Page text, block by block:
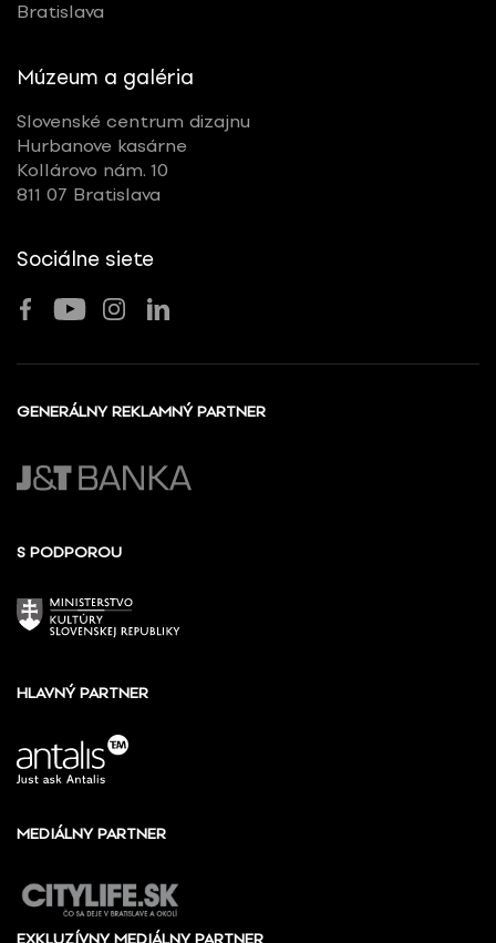
Bratislava
Múzeum a galéria
Slovenské centrum dizajnu
Hurbanove kasárne
Kollárovo nám. 10
811 07 Bratislava
Sociálne siete
GENERÁLNY REKLAMNÝ PARTNER
S PODPOROU
HLAVNÝ PARTNER
MEDIÁLNY PARTNER
EXKLUZÍVNY MEDIÁLNY PARTNER